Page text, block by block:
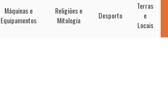
Máquinas e
Equipamentos
Religiões e
Mitologia
Desporto
Terras
e
Locais